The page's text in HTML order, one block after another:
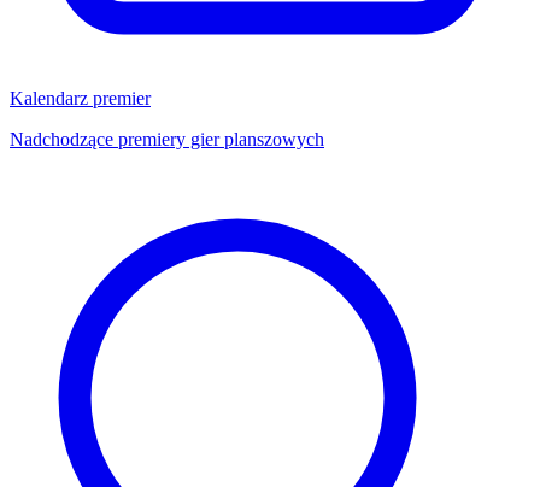
Kalendarz premier
Nadchodzące premiery gier planszowych